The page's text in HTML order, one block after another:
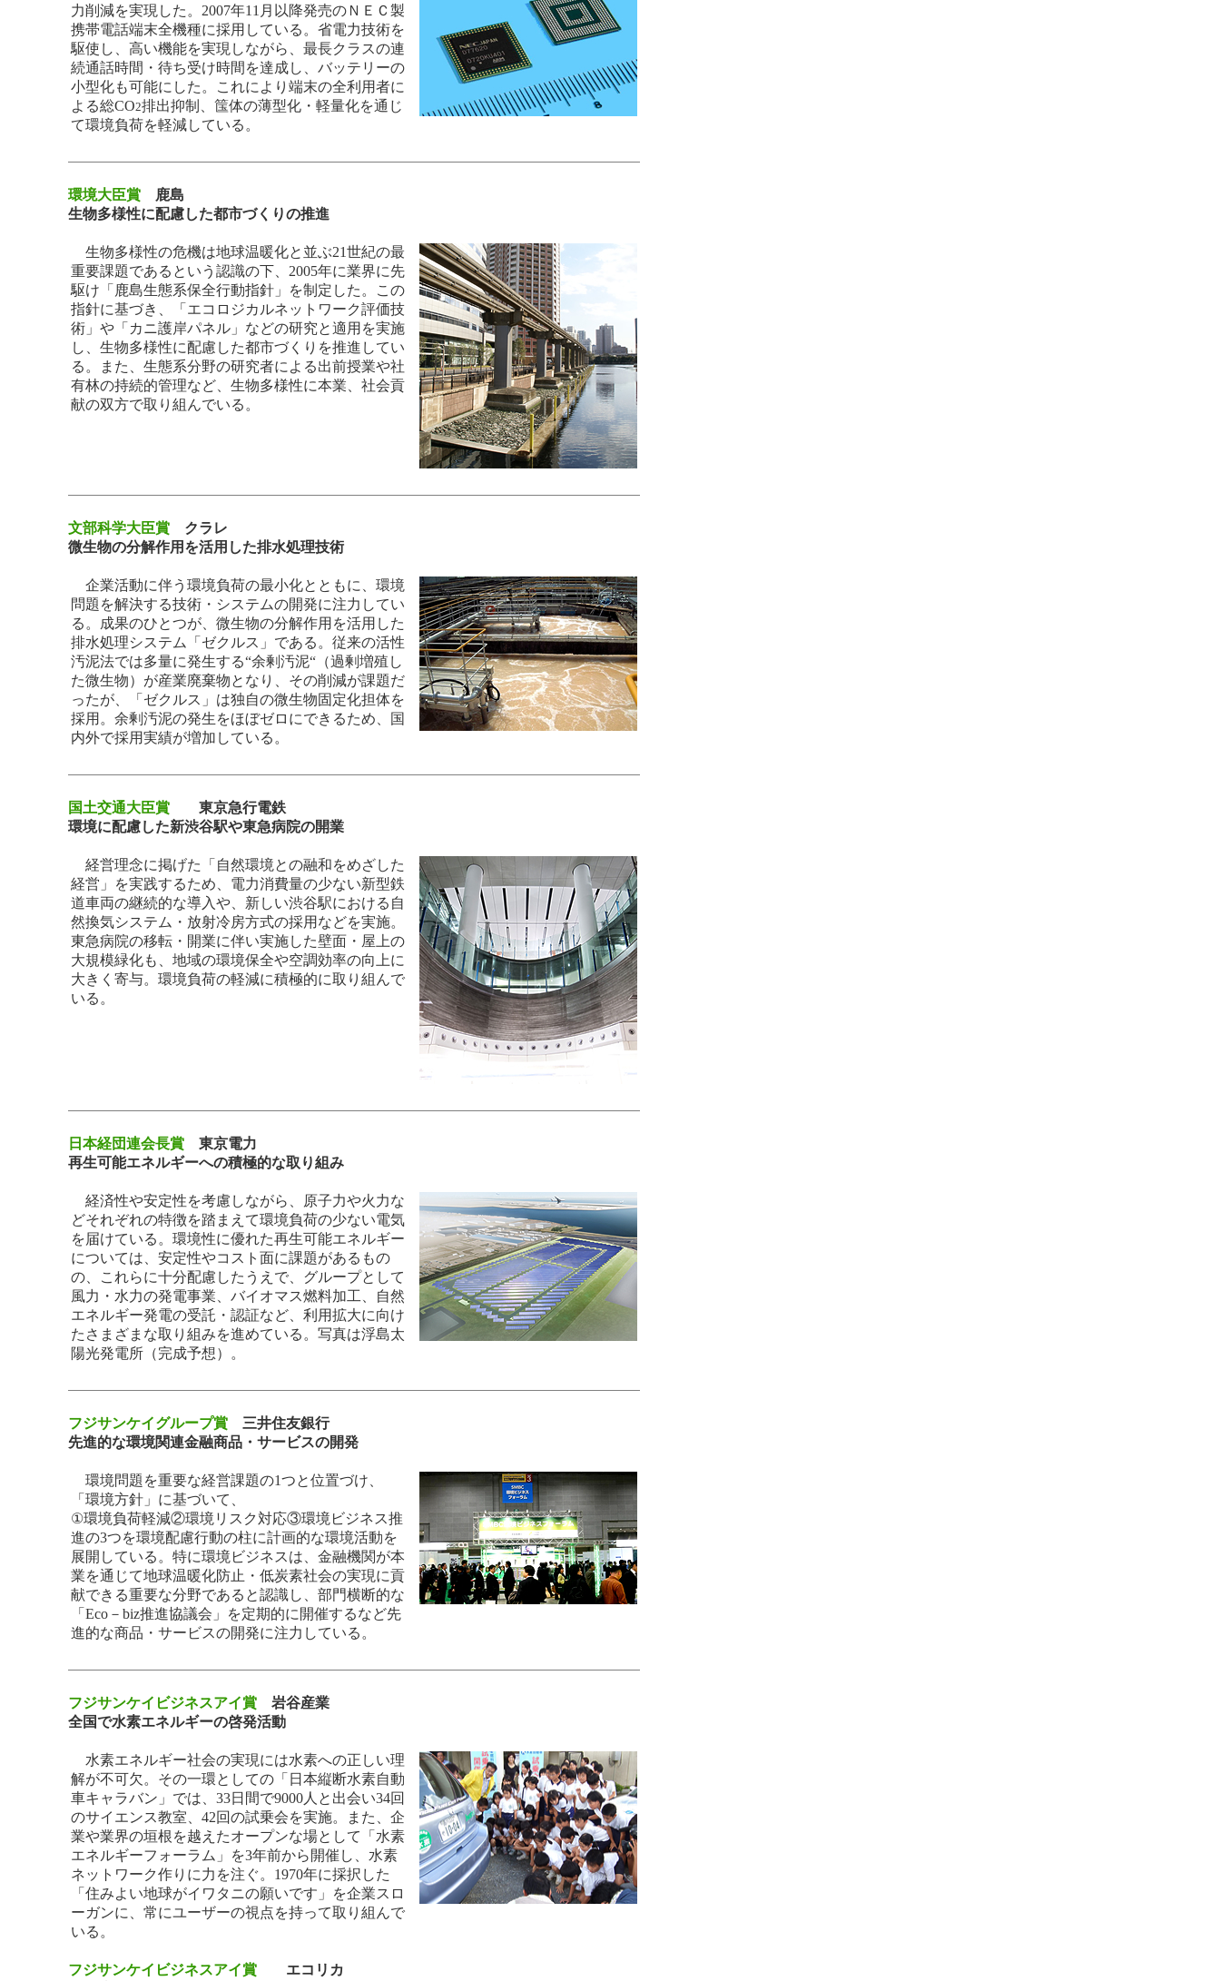
力削減を実現した。2007年11月以降発売のＮＥＣ製
携帯電話端末全機種に採用している。省電力技術を
駆使し、高い機能を実現しながら、最長クラスの連
続通話時間・待ち受け時間を達成し、バッテリーの
小型化も可能にした。これにより端末の全利用者に
よる総CO2排出抑制、筺体の薄型化・軽量化を通じ
て環境負荷を軽減している。
環境大臣賞 鹿島
生物多様性に配慮した都市づくりの推進
生物多様性の危機は地球温暖化と並ぶ21世紀の最
重要課題であるという認識の下、2005年に業界に先
駆け「鹿島生態系保全行動指針」を制定した。この
指針に基づき、「エコロジカルネットワーク評価技
術」や「カニ護岸パネル」などの研究と適用を実施
し、生物多様性に配慮した都市づくりを推進してい
る。また、生態系分野の研究者による出前授業や社
有林の持続的管理など、生物多様性に本業、社会貢
献の双方で取り組んでいる。
文部科学大臣賞 クラレ
微生物の分解作用を活用した排水処理技術
企業活動に伴う環境負荷の最小化とともに、環境
問題を解決する技術・システムの開発に注力してい
る。成果のひとつが、微生物の分解作用を活用した
排水処理システム「ゼクルス」である。従来の活性
汚泥法では多量に発生する“余剰汚泥“（過剰増殖し
た微生物）が産業廃棄物となり、その削減が課題だ
ったが、「ゼクルス」は独自の微生物固定化担体を
採用。余剰汚泥の発生をほぼゼロにできるため、国
内外で採用実績が増加している。
国土交通大臣賞 東京急行電鉄
環境に配慮した新渋谷駅や東急病院の開業
経営理念に掲げた「自然環境との融和をめざした
経営」を実践するため、電力消費量の少ない新型鉄
道車両の継続的な導入や、新しい渋谷駅における自
然換気システム・放射冷房方式の採用などを実施。
東急病院の移転・開業に伴い実施した壁面・屋上の
大規模緑化も、地域の環境保全や空調効率の向上に
大きく寄与。環境負荷の軽減に積極的に取り組んで
いる。
日本経団連会長賞 東京電力
再生可能エネルギーへの積極的な取り組み
経済性や安定性を考慮しながら、原子力や火力な
どそれぞれの特徴を踏まえて環境負荷の少ない電気
を届けている。環境性に優れた再生可能エネルギー
については、安定性やコスト面に課題があるもの
の、これらに十分配慮したうえで、グループとして
風力・水力の発電事業、バイオマス燃料加工、自然
エネルギー発電の受託・認証など、利用拡大に向け
たさまざまな取り組みを進めている。写真は浮島太
陽光発電所（完成予想）。
フジサンケイグループ賞 三井住友銀行
先進的な環境関連金融商品・サービスの開発
環境問題を重要な経営課題の1つと位置づけ、
「環境方針」に基づいて、
①環境負荷軽減②環境リスク対応③環境ビジネス推
進の3つを環境配慮行動の柱に計画的な環境活動を
展開している。特に環境ビジネスは、金融機関が本
業を通じて地球温暖化防止・低炭素社会の実現に貢
献できる重要な分野であると認識し、部門横断的な
「Eco－biz推進協議会」を定期的に開催するなど先
進的な商品・サービスの開発に注力している。
フジサンケイビジネスアイ賞 岩谷産業
全国で水素エネルギーの啓発活動
水素エネルギー社会の実現には水素への正しい理
解が不可欠。その一環としての「日本縦断水素自動
車キャラバン」では、33日間で9000人と出会い34回
のサイエンス教室、42回の試乗会を実施。また、企
業や業界の垣根を越えたオープンな場として「水素
エネルギーフォーラム」を3年前から開催し、水素
ネットワーク作りに力を注ぐ。1970年に採択した
「住みよい地球がイワタニの願いです」を企業スロ
ーガンに、常にユーザーの視点を持って取り組んで
いる。
フジサンケイビジネスアイ賞 エコリカ